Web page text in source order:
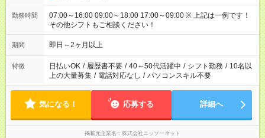
勤務時間
07:00～16:00 09:00～18:00 17:00～09:00 ※ 上記は一例です！
その他シフトもご相談ください！
期間 即日～2ヶ月以上
特徴 日払いOK / 履歴書不要 / 40～50代活躍中 / シフト勤務 / 10名以
上の大量募集 / 電話対応なし / パソコンスキル不要
気になる！ 応募する 詳細へ
掲載元企業名 株式会社ニッソーネット